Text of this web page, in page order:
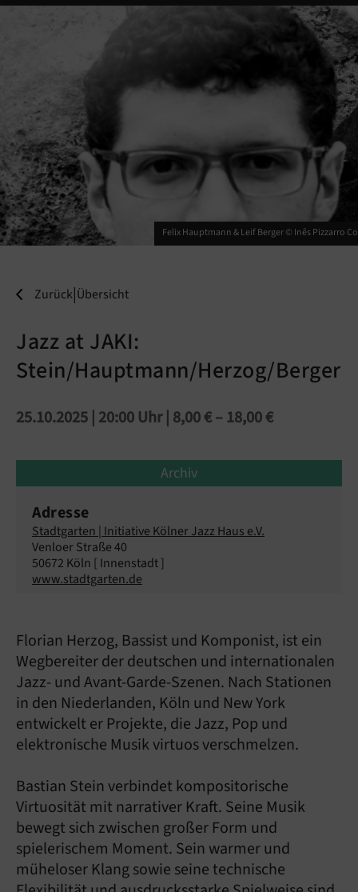
Felix Hauptmann & Leif Berger © Inês Pizzarro
Zurück|Übersicht
Jazz at JAKI:
Stein/Hauptmann/Herzog/Berger
25.10.2025 | 20:00 Uhr| 8,00 € – 18,00 €
Archiv
Adresse
Stadtgarten | Initiative Kölner Jazz Haus e.V.
Venloer Straße 40
50672 Köln [ Innenstadt ]
www.stadtgarten.de
Florian Herzog, Bassist und Komponist, ist ein
Wegbereiter der deutschen und internationalen
Jazz- und Avant-Garde-Szenen. Nach Stationen
in den Niederlanden, Köln und New York
entwickelt er Projekte, die Jazz, Pop und
elektronische Musik virtuos verschmelzen.
Bastian Stein verbindet kompositorische
Virtuosität mit narrativer Kraft. Seine Musik
bewegt sich zwischen großer Form und
spielerischem Moment. Sein warmer und
müheloser Klang sowie seine technische